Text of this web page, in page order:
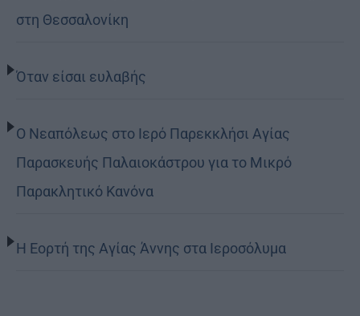
στη Θεσσαλονίκη
Όταν είσαι ευλαβής
Ο Νεαπόλεως στο Ιερό Παρεκκλήσι Αγίας
Παρασκευής Παλαιοκάστρου για το Μικρό
Παρακλητικό Κανόνα
Η Εορτή της Αγίας Άννης στα Ιεροσόλυμα